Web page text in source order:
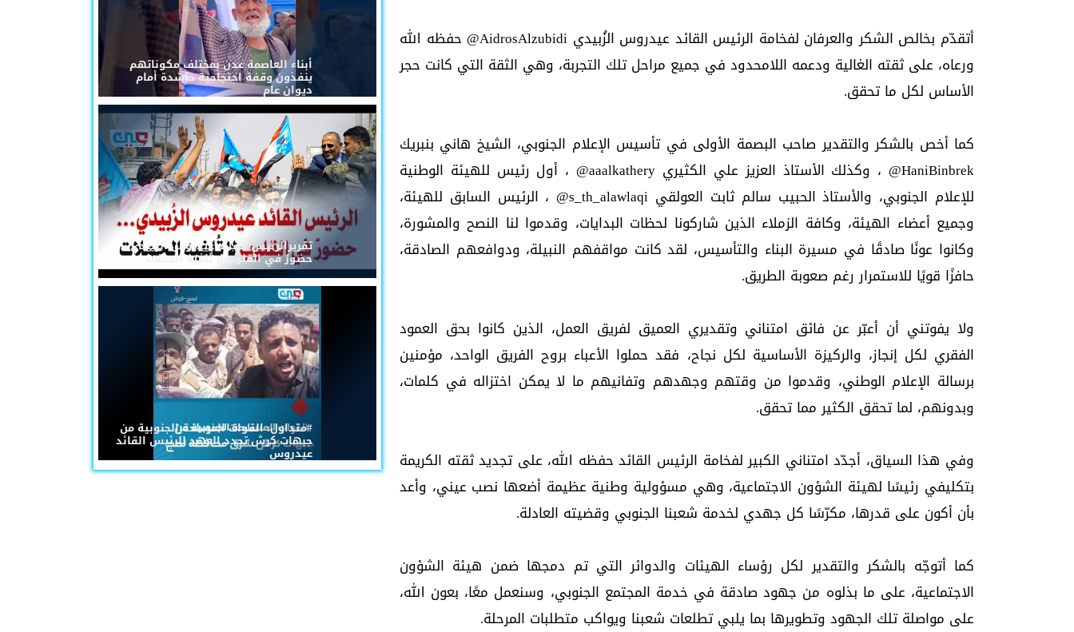
أتقدّم بخالص الشكر والعرفان لفخامة الرئيس القائد عيدروس الزُبيدي ‎@AidrosAlzubidi حفظه الله
ورعاه، على ثقته الغالية ودعمه اللامحدود في جميع مراحل تلك التجربة، وهي الثقة التي كانت حجر
الأساس لكل ما تحقق.
كما أخص بالشكر والتقدير صاحب البصمة الأولى في تأسيس الإعلام الجنوبي، الشيخ هاني بنبريك
‎@HaniBinbrek ، وكذلك الأستاذ العزيز علي الكثيري ‎@aaalkathery ، أول رئيس للهيئة الوطنية
للإعلام الجنوبي، والأستاذ الحبيب سالم ثابت العولقي ‎@s_th_alawlaqi ، الرئيس السابق للهيئة،
وجميع أعضاء الهيئة، وكافة الزملاء الذين شاركونا لحظات البدايات، وقدموا لنا النصح والمشورة،
وكانوا عونًا صادقًا في مسيرة البناء والتأسيس، لقد كانت مواقفهم النبيلة، ودوافعهم الصادقة،
حافزًا قويًا للاستمرار رغم صعوبة الطريق.
ولا يفوتني أن أعبّر عن فائق امتناني وتقديري العميق لفريق العمل، الذين كانوا بحق العمود
الفقري لكل إنجاز، والركيزة الأساسية لكل نجاح، فقد حملوا الأعباء بروح الفريق الواحد، مؤمنين
برسالة الإعلام الوطني، وقدموا من وقتهم وجهدهم وتفانيهم ما لا يمكن اختزاله في كلمات،
وبدونهم، لما تحقق الكثير مما تحقق.
وفي هذا السياق، أجدّد امتناني الكبير لفخامة الرئيس القائد حفظه الله، على تجديد ثقته الكريمة
بتكليفي رئيسًا لهيئة الشؤون الاجتماعية، وهي مسؤولية وطنية عظيمة أضعها نصب عيني، وأعد
بأن أكون على قدرها، مكرّسًا كل جهدي لخدمة شعبنا الجنوبي وقضيته العادلة.
كما أتوجّه بالشكر والتقدير لكل رؤساء الهيئات والدوائر التي تم دمجها ضمن هيئة الشؤون
الاجتماعية، على ما بذلوه من جهود صادقة في خدمة المجتمع الجنوبي، وسنعمل معًا، بعون الله،
على مواصلة تلك الجهود وتطويرها بما يلبي تطلعات شعبنا ويواكب متطلبات المرحلة.
أبناء العاصمة عدن بمختلف مكوناتهم
ينفذون وقفة احتجاجية حاشدة أمام
ديوان عام
تقريرالرئيس القائد عيدروس الزُبيدي...
حضورٌ في القلوب لا تُلغيه الحملات
#متداول: القوات المسلحة الجنوبية من
جبهات كرش تجدد العهد للرئيس القائد
عيدروس